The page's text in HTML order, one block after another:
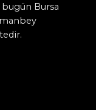
bugün Bursa